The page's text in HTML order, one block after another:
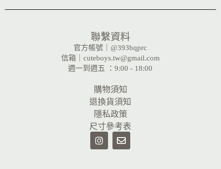
聯繫資料
官方帳號｜@393bqprc
信箱｜cuteboys.tw@gmail.com
週一到週五 ：9:00 - 18:00
購物須知
退換貨須知
隱私政策
尺寸參考表